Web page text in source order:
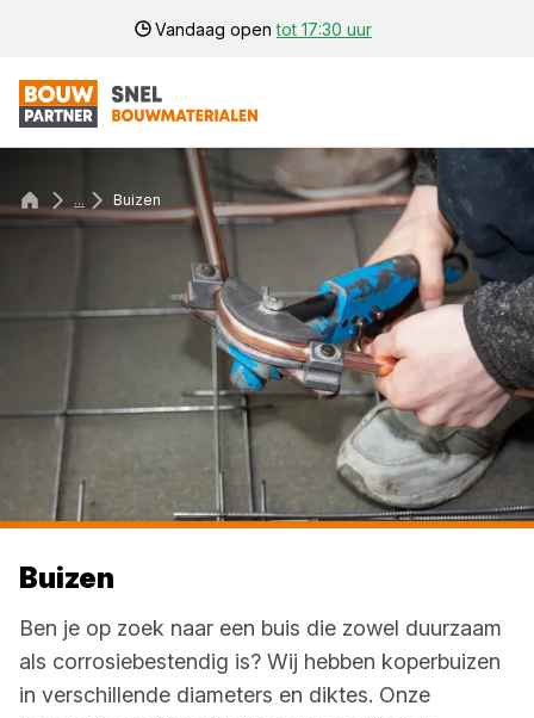
Vandaag opentot 17:30 uur
... Buizen
Buizen
Ben je op zoek naar een buis die zowel duurzaam
als corrosiebestendig is? Wij hebben koperbuizen
in verschillende diameters en diktes. Onze